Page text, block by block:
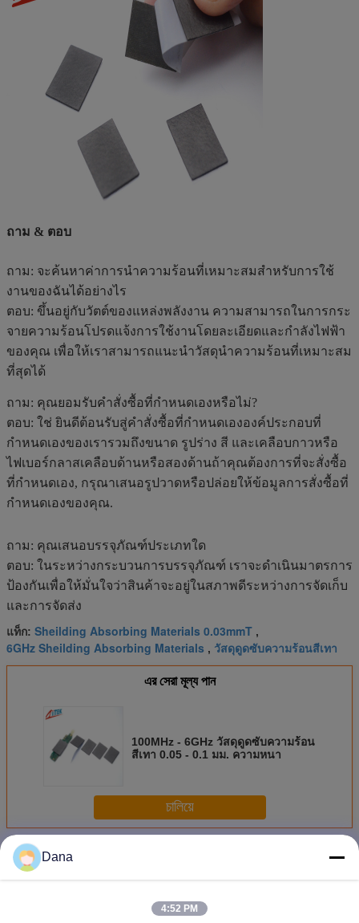
ถาม & ตอบ
ถาม: จะค้นหาค่าการนำความร้อนที่เหมาะสมสำหรับการใช้
งานของฉันได้อย่างไร
ตอบ: ขึ้นอยู่กับวัตต์ของแหล่งพลังงาน ความสามารถในการกระ
จายความร้อนโปรดแจ้งการใช้งานโดยละเอียดและกำลังไฟฟ้า
ของคุณ เพื่อให้เราสามารถแนะนำวัสดุนำความร้อนที่เหมาะสม
ที่สุดได้
ถาม: คุณยอมรับคำสั่งซื้อที่กำหนดเองหรือไม่?
ตอบ: ใช่ ยินดีต้อนรับสู่คำสั่งซื้อที่กำหนดเององค์ประกอบที่
กำหนดเองของเรารวมถึงขนาด รูปร่าง สี และเคลือบกาวหรือ
ไฟเบอร์กลาสเคลือบด้านหรือสองด้านถ้าคุณต้องการที่จะสั่งซื้อ
ที่กำหนดเอง, กรุณาเสนอรูปวาดหรือปล่อยให้ข้อมูลการสั่งซื้อที่
กำหนดเองของคุณ.
ถาม: คุณเสนอบรรจุภัณฑ์ประเภทใด
ตอบ: ในระหว่างกระบวนการบรรจุภัณฑ์ เราจะดำเนินมาตรการ
ป้องกันเพื่อให้มั่นใจว่าสินค้าจะอยู่ในสภาพดีระหว่างการจัดเก็บ
และการจัดส่ง
แท็ก: Sheilding Absorbing Materials 0.03mmT ,
6GHz Sheilding Absorbing Materials , วัสดุดูดซับความร้อนสีเทา
এর সেরা মূল্য পান
100MHz - 6GHz วัสดุดูดซับความร้อน
สีเทา 0.05 - 0.1 มม. ความหนา
চালিয়ে
มากกว่าป้องกันวัสดุดูดซับ
Dana
4:52 PM